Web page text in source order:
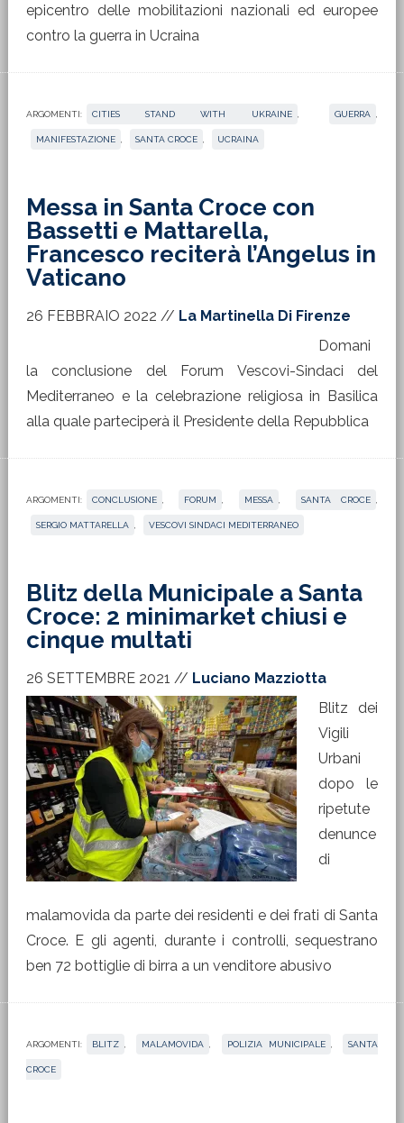
epicentro delle mobilitazioni nazionali ed europee
contro la guerra in Ucraina
ARGOMENTI: CITIES STAND WITH UKRAINE GUERRA
MANIFESTAZIONE SANTA CROCE UCRAINA
Messa in Santa Croce con
Bassetti e Mattarella,
Francesco reciterà l’Angelus in
Vaticano
26 FEBBRAIO 2022 // La Martinella Di Firenze
Domani
la conclusione del Forum Vescovi-Sindaci del
Mediterraneo e la celebrazione religiosa in Basilica
alla quale parteciperà il Presidente della Repubblica
ARGOMENTI: CONCLUSIONE FORUM MESSA SANTA CROCE
SERGIO MATTARELLA VESCOVI SINDACI MEDITERRANEO
Blitz della Municipale a Santa
Croce: 2 minimarket chiusi e
cinque multati
26 SETTEMBRE 2021 // Luciano Mazziotta
Blitz dei
Vigili
Urbani
dopo le
ripetute
denunce
di
malamovida da parte dei residenti e dei frati di Santa
Croce. E gli agenti, durante i controlli, sequestrano
ben 72 bottiglie di birra a un venditore abusivo
ARGOMENTI: BLITZ MALAMOVIDA POLIZIA MUNICIPALE SANTA
CROCE